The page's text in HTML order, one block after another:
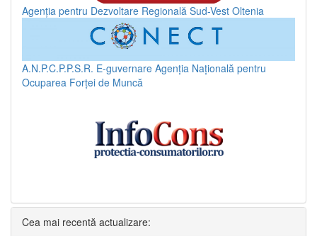
Agenția pentru Dezvoltare Regională Sud-Vest Oltenia
A.N.P.C.P.P.S.R. E-guvernare Agenția Națională pentru
Ocuparea Forței de Muncă
Cea mai recentă actualizare: